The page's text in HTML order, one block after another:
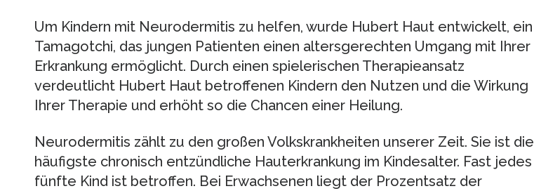
Um Kindern mit Neurodermitis zu helfen, wurde Hubert Haut entwickelt, ein
Tamagotchi, das jungen Patienten einen altersgerechten Umgang mit Ihrer
Erkrankung ermöglicht. Durch einen spielerischen Therapieansatz
verdeutlicht Hubert Haut betroffenen Kindern den Nutzen und die Wirkung
Ihrer Therapie und erhöht so die Chancen einer Heilung.
Neurodermitis zählt zu den großen Volkskrankheiten unserer Zeit. Sie ist die
häufigste chronisch entzündliche Hauterkrankung im Kindesalter. Fast jedes
fünfte Kind ist betroffen. Bei Erwachsenen liegt der Prozentsatz der